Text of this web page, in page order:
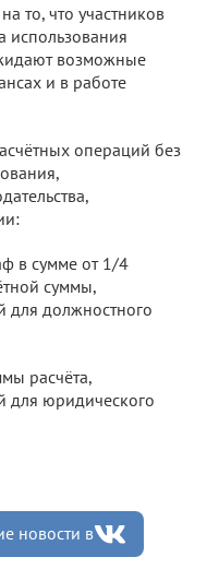
то, что участников
использования
возможные
и в работе
операций без
в сумме от 1/4
суммы,
для должностного
расчёта,
для юридического
новости в